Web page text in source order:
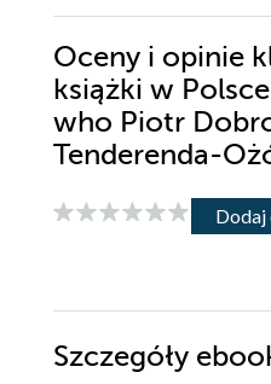
Oceny i opinie
książki w
who Piotr
Tenderenda-
Dodaj
Szczegóły